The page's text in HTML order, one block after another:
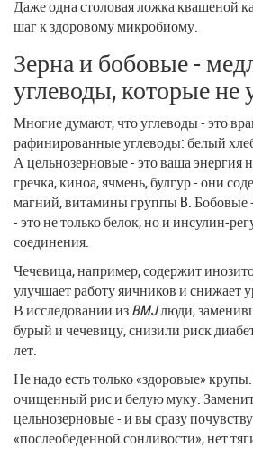
Даже одна столовая ложка квашеной
шаг к здоровому микробиому.
Зерна и бобовые -
углеводы, которые не
Многие думают, что углеводы - это
рафинированные углеводы: белый
А цельнозерновые - это ваша энергия
гречка, киноа, ячмень, булгур - они
магний, витамины группы B. Бобовые
- это не только белок, но и инсулин-
соединения.
Чечевица, например, содержит
улучшает работу яичников и снижает
В исследовании изBMJлюди,
бурый и чечевицу, снизили риск
лет.
Не надо есть только «здоровые»
очищенный рис и белую муку.
цельнозерновые - и вы сразу
«послеобеденной сонливости», нет